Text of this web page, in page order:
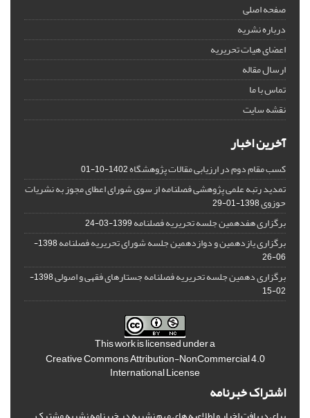
صفحه اصلی
درباره نشریه
اعضای هیات تحریریه
ارسال مقاله
تماس با ما
نقشه سایت
آخرین اخبار
کسب مقام دوم در ارزیابی مقالات پژوهشگاه1402-10-01
تمدید رتبه علمی پژوهشی فصلنامه از سوی شورای اعطای مجوز به نشریات
حوزوی1398-01-29
برگزاری هفدهمین جلسه تحریریه فصلنامه1399-03-24
برگزاری یازدهمین و دوازدهمین جلسه شورای تحریریه فصلنامه
1398-
06-26
برگزاری دهمین جلسه تحریریه فصلنامه جستارهای فقهی و اصولی
1398-
02-15
This work is licensed under a
Creative Commons Attribution-NonCommercial 4.0
International License
اشتراک خبرنامه